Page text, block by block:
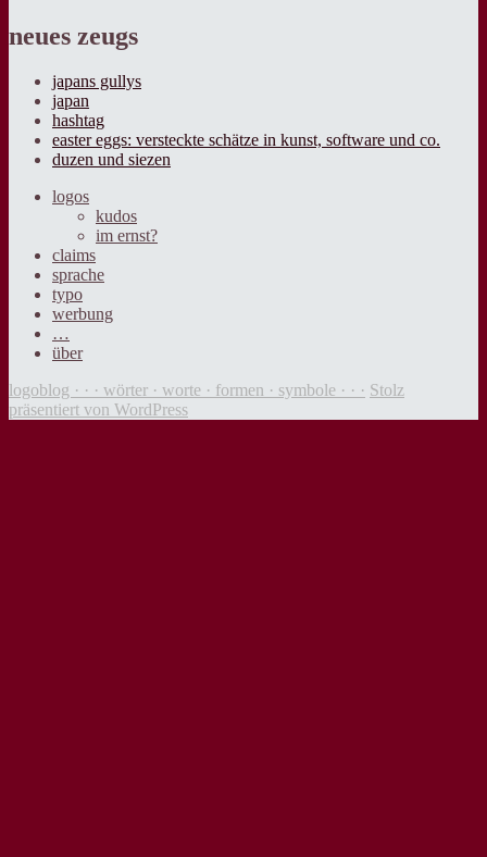
neues zeugs
japans gullys
japan
hashtag
easter eggs: versteckte schätze in kunst, software und co.
duzen und siezen
logos
kudos
im ernst?
claims
sprache
typo
werbung
…
über
logoblog · · · wörter · worte · formen · symbole · · · Stolz
präsentiert von WordPress